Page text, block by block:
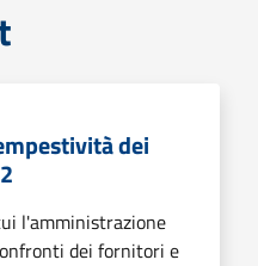
dei
l'amministrazione
dei fornitori e